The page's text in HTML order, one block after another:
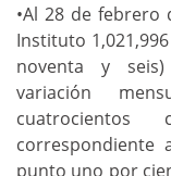
•Al 28 de febrero
Instituto
noventa y
variación
correspondiente
punto uno por